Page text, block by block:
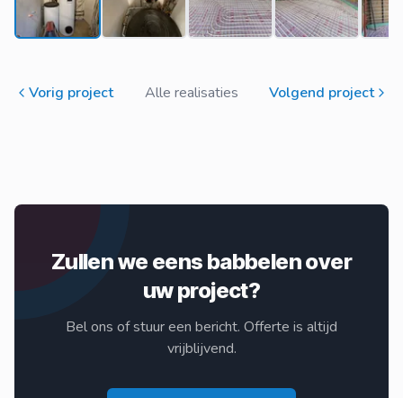
Vorig project Alle realisaties Volgend project
Zullen we eens babbelen over
uw project?
Bel ons of stuur een bericht. Offerte is altijd
vrijblijvend.